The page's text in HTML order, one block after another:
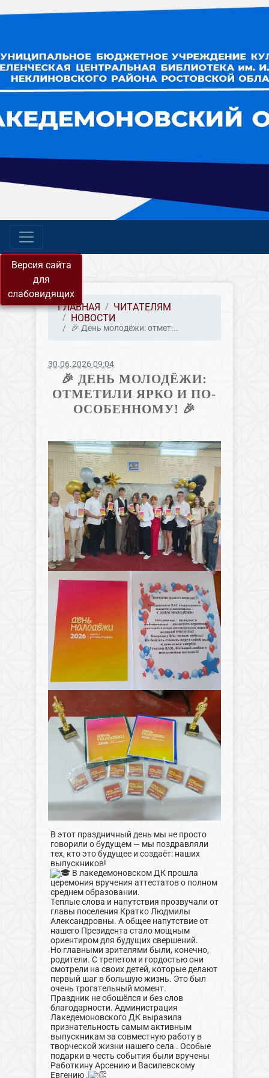
Версия сайта
для
слабовидящих
ГЛАВНАЯ
ЧИТАТЕЛЯМ
НОВОСТИ
🎉 День молодёжи: отмет...
30.06.2026 09:04
🎉 ДЕНЬ МОЛОДЁЖИ:
ОТМЕТИЛИ ЯРКО И ПО-
ОСОБЕННОМУ! 🎉
В этот праздничный день мы не просто
говорили о будущем — мы поздравляли
тех, кто это будущее и создаёт: наших
выпускников!
В лакедемоновском ДК прошла
церемония вручения аттестатов о полном
среднем образовании.
Теплые слова и напутствия прозвучали от
главы поселения Кратко Людмилы
Александровны. А общее напутствие от
нашего Президента стало мощным
ориентиром для будущих свершений.
Но главными зрителями были, конечно,
родители. С трепетом и гордостью они
смотрели на своих детей, которые делают
первый шаг в большую жизнь. Это был
очень трогательный момент.
Праздник не обошёлся и без слов
благодарности. Администрация
Лакедемоновского ДК выразила
признательность самым активным
выпускникам за совместную работу в
творческой жизни нашего села . Особые
подарки в честь события были вручены
Работкину Арсению и Василевскому
Евгению .